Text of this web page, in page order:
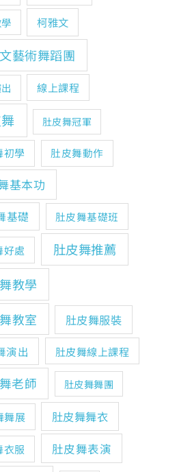
柯雅文
藝術舞蹈團
線上課程
肚皮舞冠軍
初學 肚皮舞動作
基本功
基礎 肚皮舞基礎班
好處
肚皮舞推薦
教學
教室
肚皮舞服裝
演出 肚皮舞線上課程
老師 肚皮舞舞團
舞展 肚皮舞舞衣
衣服 肚皮舞表演